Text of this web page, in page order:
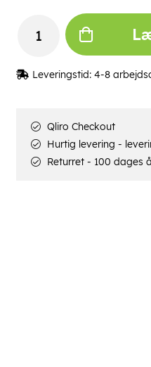
Leveringstid: 4-8
Qliro Checkout
Hurtig levering -
Returret - 100 dages